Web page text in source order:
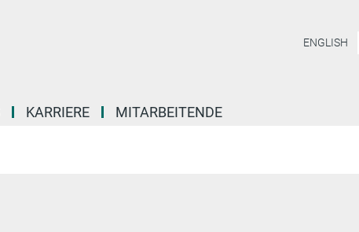
ENGLISH
KARRIERE MITARBEITENDE